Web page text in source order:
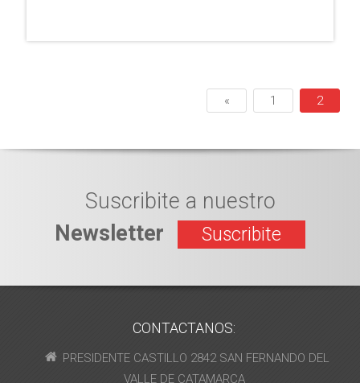
« 1 2
Suscribite a nuestro
Newsletter
Suscribite
CONTACTANOS:
PRESIDENTE CASTILLO 2842 SAN FERNANDO DEL
VALLE DE CATAMARCA